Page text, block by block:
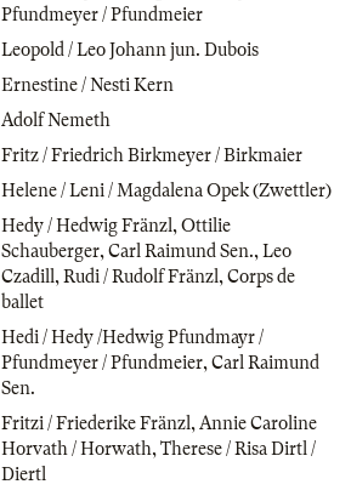
Pfundmeyer / Pfundmeier
Leopold / Leo Johann jun. Dubois
Ernestine / Nesti Kern
Adolf Nemeth
Fritz / Friedrich Birkmeyer / Birkmaier
Helene / Leni / Magdalena Opek (Zwettler)
Hedy / Hedwig Fränzl , Ottilie
Schauberger, Carl Raimund Sen., Leo
Czadill , Rudi / Rudolf Fränzl , Corps de
ballet
Hedi / Hedy /Hedwig Pfundmayr /
Pfundmeyer / Pfundmeier, Carl Raimund
Sen.
Fritzi / Friederike Fränzl , Annie Caroline
Horvath / Horwath, Therese / Risa Dirtl /
Diertl